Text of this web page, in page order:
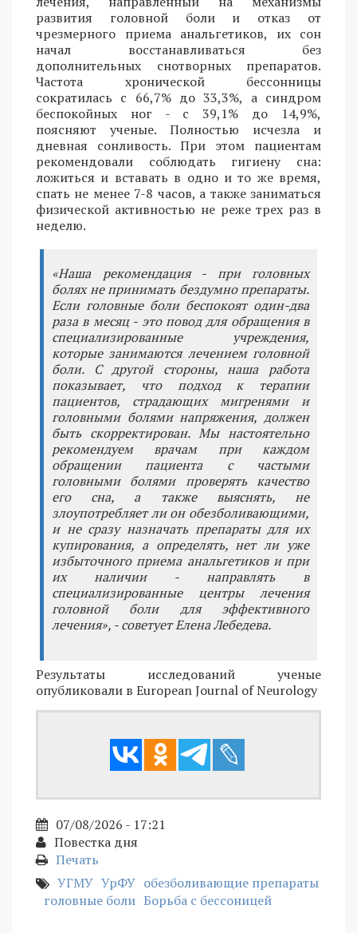
развития головной боли и отказ от
чрезмерного приема анальгетиков, их сон
начал восстанавливаться без
дополнительных снотворных препаратов.
Частота хронической бессонницы
сократилась с 66,7% до 33,3%, а синдром
беспокойных ног - с 39,1% до 14,9%,
поясняют ученые. Полностью исчезла и
дневная сонливость. При этом пациентам
рекомендовали соблюдать гигиену сна:
ложиться и вставать в одно и то же время,
спать не менее 7-8 часов, а также заниматься
физической активностью не реже трех раз в
неделю.
«Наша рекомендация - при головных
болях не принимать бездумно препараты.
Если головные боли беспокоят один-два
раза в месяц - это повод для обращения в
специализированные учреждения,
которые занимаются лечением головной
боли. С другой стороны, наша работа
показывает, что подход к терапии
пациентов, страдающих мигренями и
головными болями напряжения, должен
быть скорректирован. Мы настоятельно
рекомендуем врачам при каждом
обращении пациента с частыми
головными болями проверять качество
его сна, а также выяснять, не
злоупотребляет ли он обезболивающими,
и не сразу назначать препараты для их
купирования, а определять, нет ли уже
избыточного приема анальгетиков и при
их наличии - направлять в
специализированные центры лечения
головной боли для эффективного
лечения», - советует Елена Лебедева.
Результаты исследований ученые
опубликовали в European Journal of Neurology
07/08/2026 - 17:21
Повестка дня
Печать
УГМУ УрФУ обезболивающие препараты
головные боли Борьба с бессоницей